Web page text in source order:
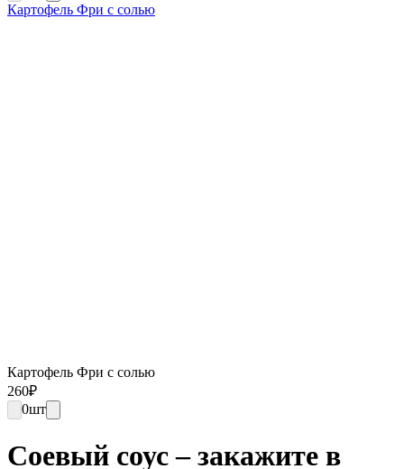
Картофель Фри с солью
Картофель Фри с солью
260₽
0шт
Соевый соус – закажите в